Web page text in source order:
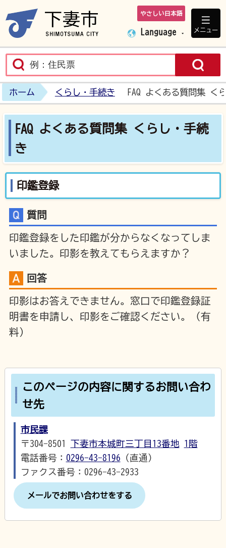
下妻市ホームペ
やさしい日本語
Language メニュー
ホーム くらし・手続き FAQ よくある質問集 く
FAQ よくある質問集 くらし・手続
き
印鑑登録
質問
印鑑登録をした印鑑が分からなくなってしま
いました。印影を教えてもらえますか？
回答
印影はお答えできません。窓口で印鑑登録証
明書を申請し、印影をご確認ください。（有
料）
このページの内容に関するお問い合わ
せ先
市民課
〒304-8501 下妻市本城町三丁目13番地 1階
電話番号： 0296-43-8196 （直通）
ファクス番号：0296-43-2933
メールでお問い合わせをする